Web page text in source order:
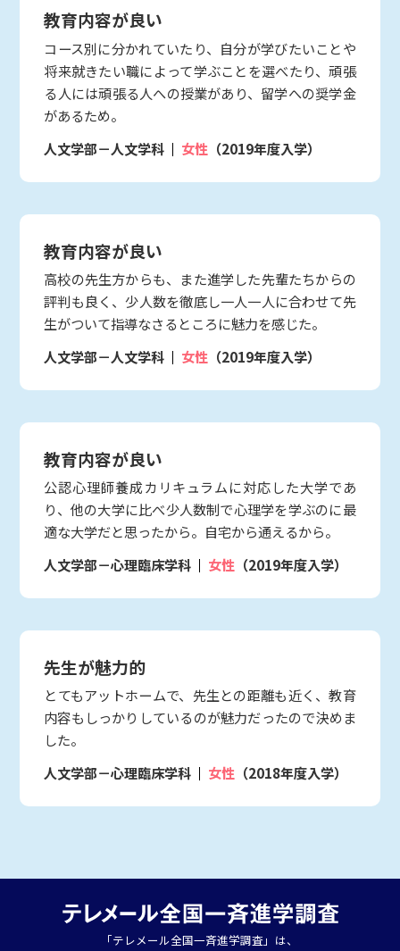
教育内容が良い
コース別に分かれていたり、自分が学びたいことや
将来就きたい職によって学ぶことを選べたり、頑張
る人には頑張る人への授業があり、留学への奨学金
があるため。
人文学部－人文学科
女性 （2019年度入学）
教育内容が良い
高校の先生方からも、また進学した先輩たちからの
評判も良く、少人数を徹底し一人一人に合わせて先
生がついて指導なさるところに魅力を感じた。
人文学部－人文学科
女性 （2019年度入学）
教育内容が良い
公認心理師養成カリキュラムに対応した大学であ
り、他の大学に比べ少人数制で心理学を学ぶのに最
適な大学だと思ったから。自宅から通えるから。
人文学部－心理臨床学科
女性 （2019年度入学）
先生が魅力的
とてもアットホームで、先生との距離も近く、教育
内容もしっかりしているのが魅力だったので決めま
した。
人文学部－心理臨床学科
女性 （2018年度入学）
「テレメール全国一斉進学調査」は、